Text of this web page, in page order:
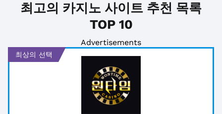
최고의 카지노 사이트 추천 목록
TOP 10
Advertisements
최상의 선택